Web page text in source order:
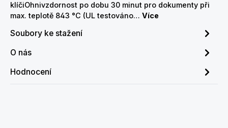
klíčiOhnivzdornost po dobu 30 minut pro dokumenty při
max. teplotě 843 °C (UL testováno… Více
Soubory ke stažení
O nás
Hodnocení